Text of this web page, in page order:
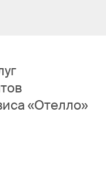
«Отелло»